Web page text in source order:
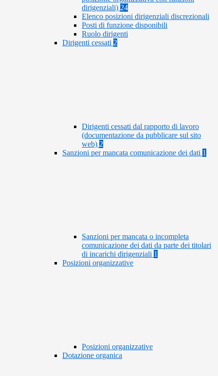
dirigenziali) 24
Elenco posizioni dirigenziali discrezionali
Posti di funzione disponibili
Ruolo dirigenti
Dirigenti cessati 2
Dirigenti cessati dal rapporto di lavoro
(documentazione da pubblicare sul sito
web) 2
Sanzioni per mancata comunicazione dei dati 1
Sanzioni per mancata o incompleta
comunicazione dei dati da parte dei titolari
di incarichi dirigenziali 1
Posizioni organizzative
Posizioni organizzative
Dotazione organica